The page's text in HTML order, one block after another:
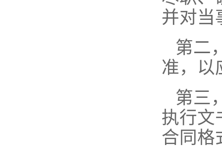
并对当
第二
准，以
第三
执行文
合同格